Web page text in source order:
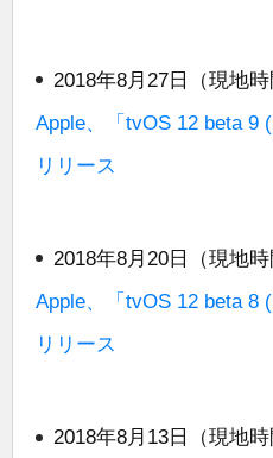
2018年8月27日（現地時
Apple、「tvOS 12 beta 9
リリース
2018年8月20日（現地時
Apple、「tvOS 12 beta 8
リリース
2018年8月13日（現地時